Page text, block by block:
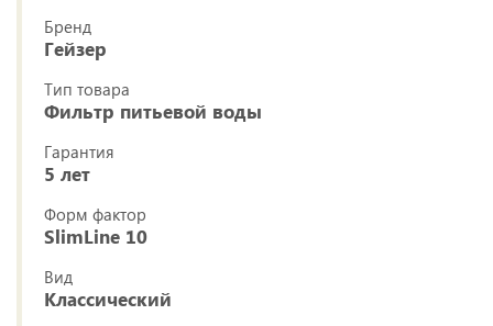
Бренд
Гейзер
Тип товара
Фильтр питьевой воды
Гарантия
5 лет
Форм фактор
SlimLine 10
Вид
Классический